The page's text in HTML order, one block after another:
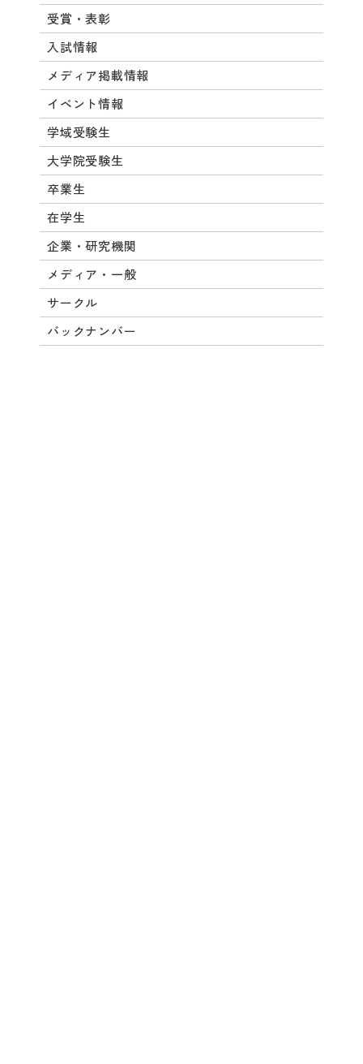
受賞・表彰
入試情報
メディア掲載情報
イベント情報
学域受験生
大学院受験生
卒業生
在学生
企業・研究機関
メディア・一般
サークル
バックナンバー